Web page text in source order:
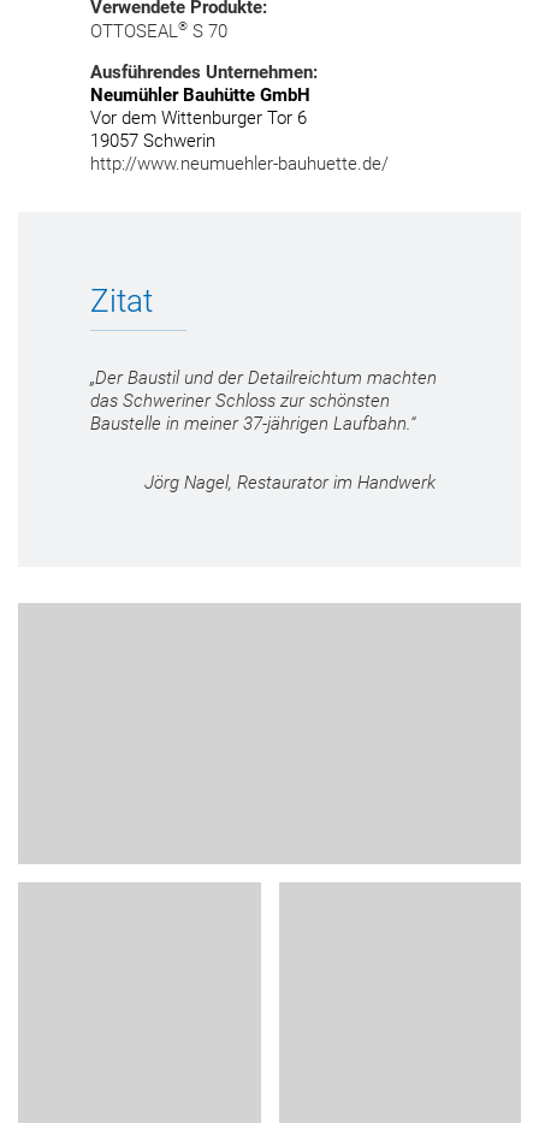
Verwendete Produkte:
OTTOSEAL® S 70
Ausführendes Unternehmen:
Neumühler Bauhütte GmbH
Vor dem Wittenburger Tor 6
19057 Schwerin
http://www.neumuehler-bauhuette.de/
Zitat
„Der Baustil und der Detailreichtum machten
das Schweriner Schloss zur schönsten
Baustelle in meiner 37-jährigen Laufbahn.“
Jörg Nagel, Restaurator im Handwerk